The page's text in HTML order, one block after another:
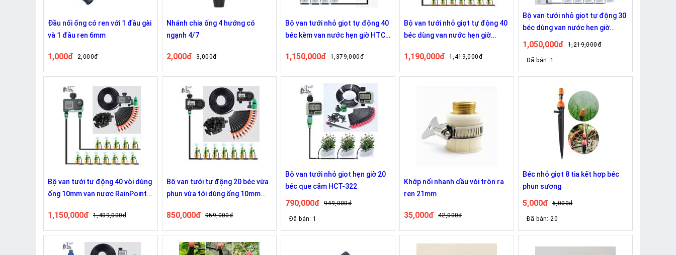
Đầu nối ống có ren với 1 đầu gài
và 1 đầu ren 6mm
1,000đ 2,000đ
Nhánh chia ống 4 hướng có
ngạnh 4/7
2,000đ 3,000đ
Bộ van tưới nhỏ giọt tự động 40
béc kèm van nước hẹn giờ HTC-
1,150,000đ 1,379,000đ
Bộ van tưới nhỏ giọt tự động 40
béc dùng van nước hẹn giờ
1,190,000đ 1,419,000đ
Bộ van tưới nhỏ giọt tự động 30
béc dùng van nước hẹn giờ
RainPoint ITV105
1,050,000đ 1,219,000đ
Đã bán: 1
Bộ van tưới tự động 40 vòi dùng
ống 10mm van nươc RainPoint
1,150,000đ 1,409,000đ
Bô van tưới tự động 20 béc vừa
phun vừa tới dùng ống 10mm
850,000đ 959,000đ
Bộ van tưới nhỏ giọt hẹn giờ 20
béc que cắm HCT-322
790,000đ 949,000đ
Đã bán: 1
Khớp nối nhanh dầu vòi tròn ra
ren 21mm
35,000đ 42,000đ
Béc nhỏ giọt 8 tia kết hợp béc
phun sương
5,000đ 6,000đ
Đã bán: 20